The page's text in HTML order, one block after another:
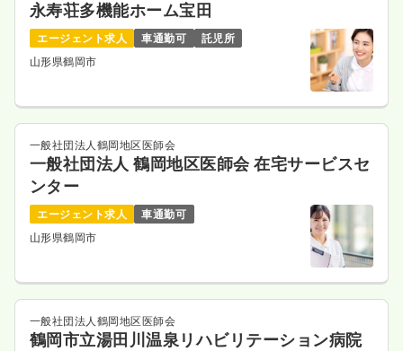
永寿荘多機能ホーム宝田
エージェント求人 車通勤可
託児所
山形県鶴岡市
一般社団法人鶴岡地区医師会
一般社団法人 鶴岡地区医師会 在宅サービスセ
ンター
エージェント求人
車通勤可
山形県鶴岡市
一般社団法人鶴岡地区医師会
鶴岡市立湯田川温泉リハビリテーション病院